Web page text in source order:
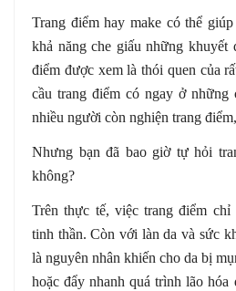
Trang điểm hay make có thể
khả năng che giấu những khuyết
điểm được xem là thói quen của
cầu trang điểm có ngay ở những
nhiều người còn nghiện trang
Nhưng bạn đã bao giờ tự hỏi
không?
Trên thực tế, việc trang điểm
tinh thần. Còn với làn da và sức
là nguyên nhân khiến cho da bị
hoặc đẩy nhanh quá trình lão